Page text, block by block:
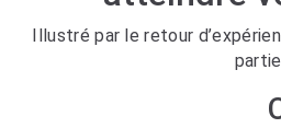
Illustré par le retour